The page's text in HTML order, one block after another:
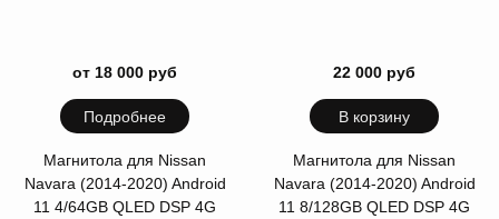
от 18 000 руб
Подробнее
Магнитола для Nissan
Navara (2014-2020) Android
11 4/64GB QLED DSP 4G
22 000 руб
В корзину
Магнитола для Nissan
Navara (2014-2020) Android
11 8/128GB QLED DSP 4G